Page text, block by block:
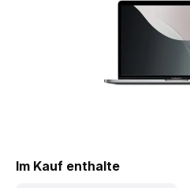
Im Kauf enthalte